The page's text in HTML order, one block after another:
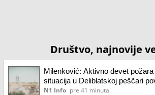
Društvo, najnovije
Milenković: Aktivno devet
situacija u Deliblatskoj peščari
N1 Info pre 41 minuta